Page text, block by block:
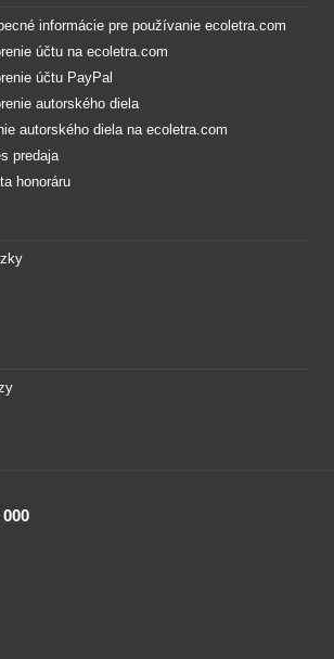
informácie pre používanie ecoletra.com
účtu na ecoletra.com
účtu PayPal
autorského diela
autorského diela na ecoletra.com
predaja
honoráru